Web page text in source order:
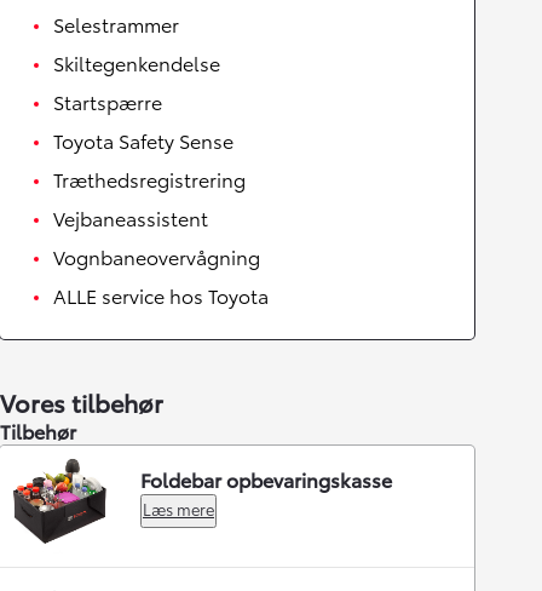
Selestrammer
Skiltegenkendelse
Startspærre
Toyota Safety Sense
Træthedsregistrering
Vejbaneassistent
Vognbaneovervågning
ALLE service hos Toyota
Vores tilbehør
Tilbehør
Foldebar opbevaringskasse
Læs mere